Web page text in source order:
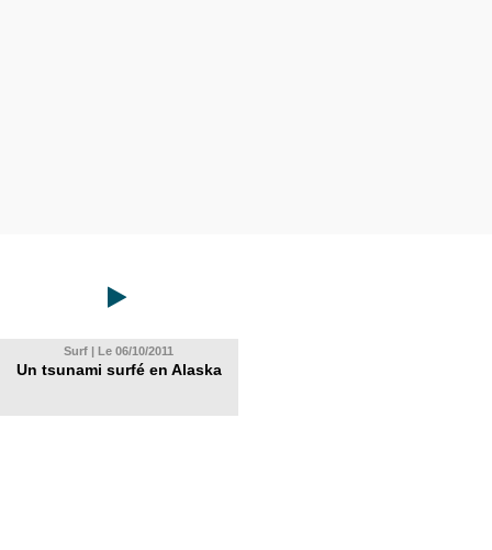
Surf | Le 06/10/2011
Un tsunami surfé en Alaska